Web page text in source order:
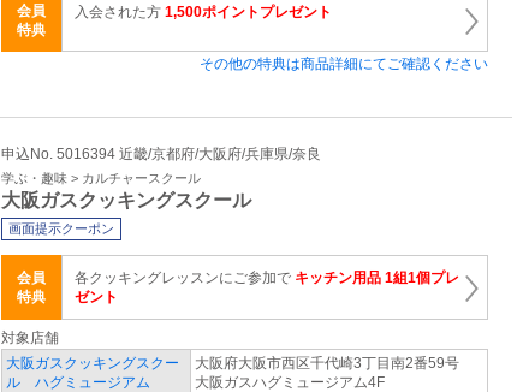
会員
特典
入会された方 1,500ポイントプレゼント
その他の特典は商品詳細にてご確認ください
申込No. 5016394 近畿/京都府/大阪府/兵庫県/奈良
学ぶ・趣味 > カルチャースクール
大阪ガスクッキングスクール
画面提示クーポン
会員
特典
各クッキングレッスンにご参加で キッチン用品 1組1個プレ
ゼント
対象店舗
大阪ガスクッキングスクー
ル ハグミュージアム
大阪府大阪市西区千代崎3丁目南2番59号
大阪ガスハグミュージアム4F